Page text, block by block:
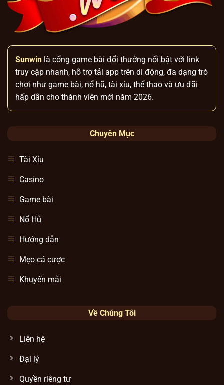
Sunwin là cổng game bài đổi thưởng nổi bật với link
truy cập nhanh, hỗ trợ tải app trên di động, đa dạng trò
chơi như game bài, nổ hũ, tài xỉu, thể thao và ưu đãi
hấp dẫn cho thành viên mới năm 2026.
Chuyên Mục
Tài Xỉu
Casino
Game bài
Nổ Hũ
Hướng dẫn
Mẹo cá cược
Khuyến mãi
Về Chúng Tôi
Liên hệ
Đại lý
Quyền riêng tư